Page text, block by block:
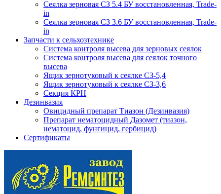
Сеялка зерновая СЗ 5.4 БУ восстановленная, Trade-
in
Сеялка зерновая СЗ 3.6 БУ восстановленная, Trade-
in
Запчасти к сельхозтехнике
Система контроля высева для зерновых сеялок
Система контроля высева для сеялок точного
высева
Ящик зернотуковый к сеялке СЗ-5,4
Ящик зернотуковый к сеялке СЗ-3,6
Секция КРН
Дезинвазия
Овицидный препарат Тиазон (Дезинвазия)
Препарат нематоцидный Дазомет (тиазон,
нематоцид, фунгицид, гербицид)
Сертификаты